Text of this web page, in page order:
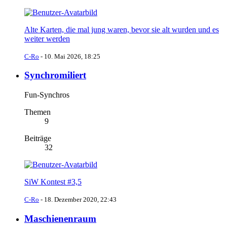
Alte Karten, die mal jung waren, bevor sie alt wurden und es
weiter werden
C-Ro - 10. Mai 2026, 18:25
Synchromiliert
Fun-Synchros
Themen
9
Beiträge
32
SiW Kontest #3,5
C-Ro - 18. Dezember 2020, 22:43
Maschienenraum